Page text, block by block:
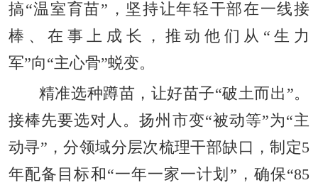
搞“温室育苗”，坚持让年轻干部在一线接
棒、在事上成长，推动他们从“生力
军”向“主心骨”蜕变。
精准选种蹲苗，让好苗子“破土而出”。
接棒先要选对人。扬州市变“被动等”为“主
动寻”，分领域分层次梳理干部缺口，制定5
年配备目标和“一年一家一计划”，确保“85